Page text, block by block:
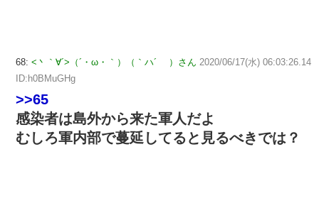
68: <丶｀∀´>（´・ω・｀）（｀ハ´ ）さん 2020/06/17(水) 06:03:26.14
ID:h0BMuGHg
>>65
感染者は島外から来た軍人だよ
むしろ軍内部で蔓延してると見るべきでは？